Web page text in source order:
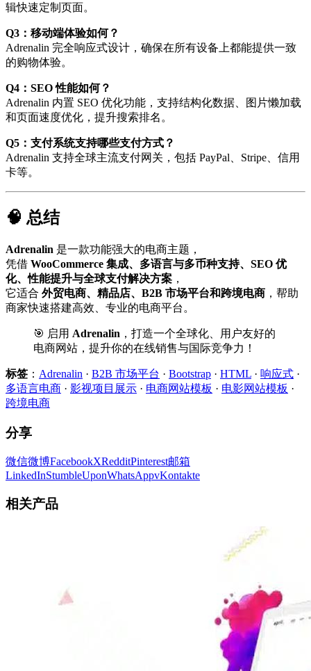
辑快速定制页面。
Q3：移动端体验如何？
Adrenalin 完全响应式设计，确保在所有设备上都能提供一致
的购物体验。
Q4：SEO 性能如何？
Adrenalin 内置 SEO 优化功能，支持结构化数据、图片懒加载
和页面速度优化，提升搜索排名。
Q5：支付系统支持哪些支付方式？
Adrenalin 支持全球主流支付网关，包括 PayPal、Stripe、信用
卡等。
🧠 总结
Adrenalin 是一款功能强大的电商主题，
凭借 WooCommerce 集成、多语言与多币种支持、SEO 优
化、性能提升与全球支付解决方案 ，
它适合 外贸电商、精品店、B2B 市场平台和跨境电商 ，帮助
商家快速搭建高效、专业的电商平台。
🎯 启用 Adrenalin ，打造一个全球化、用户友好的
电商网站，提升你的在线销售与国际竞争力！
标签 ： Adrenalin · B2B 市场平台 · Bootstrap · HTML · 响应式 ·
多语言电商 · 影视项目展示 · 电商网站模板 · 电影网站模板 ·
跨境电商
分享
微信微博FacebookXRedditPinterest邮箱
LinkedInStumbleUponWhatsAppvKontakte
相关产品